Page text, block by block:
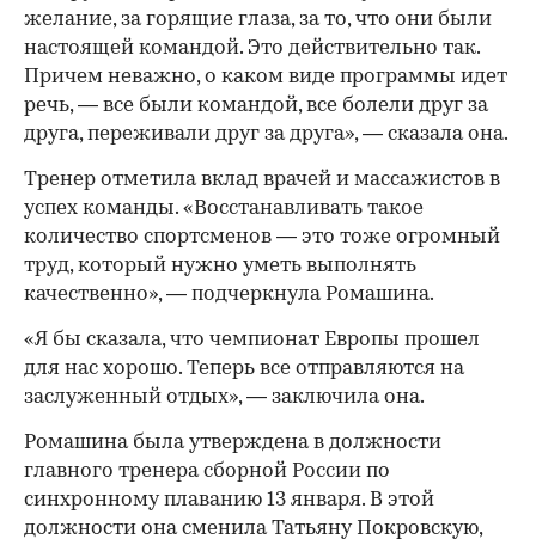
желание, за горящие глаза, за то, что они были
настоящей командой. Это действительно так.
Причем неважно, о каком виде программы идет
речь, — все были командой, все болели друг за
друга, переживали друг за друга», — сказала она.
Тренер отметила вклад врачей и массажистов в
успех команды. «Восстанавливать такое
количество спортсменов — это тоже огромный
труд, который нужно уметь выполнять
качественно», — подчеркнула Ромашина.
«Я бы сказала, что чемпионат Европы прошел
для нас хорошо. Теперь все отправляются на
заслуженный отдых», — заключила она.
Ромашина была утверждена в должности
главного тренера сборной России по
синхронному плаванию 13 января. В этой
должности она сменила Татьяну Покровскую,